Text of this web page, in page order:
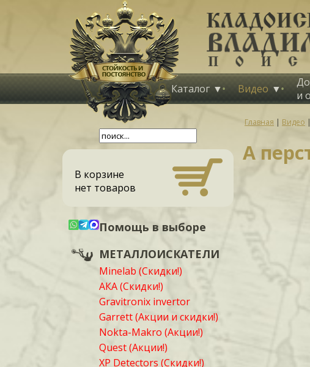
Каталог Видео
и
В корзине
нет товаров
Помощь в выборе
МЕТАЛЛОИСКАТЕЛИ
Minelab (Скидки!)
АКА (Скидки!)
Gravitronix invertor
Garrett (Акции и скидки!)
Nokta-Makro (Акции!)
Quest (Акции!)
XP Detectors (Скидки!)
Главная | Видео |
А